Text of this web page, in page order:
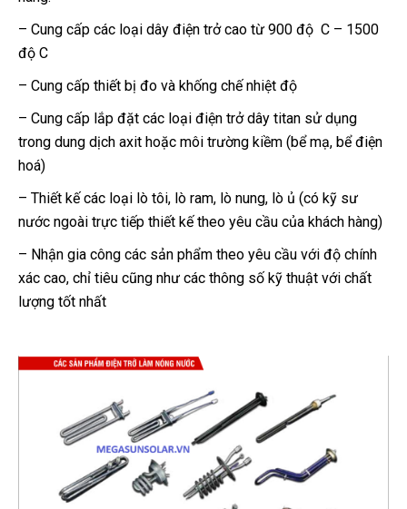
– Cung cấp các loại dây điện trở cao từ 900 độ C – 1500
độ C
– Cung cấp thiết bị đo và khống chế nhiệt độ
– Cung cấp lắp đặt các loại điện trở dây titan sử dụng
trong dung dịch axit hoặc môi trường kiềm (bể mạ, bể điện
hoá)
– Thiết kế các loại lò tôi, lò ram, lò nung, lò ủ (có kỹ sư
nước ngoài trực tiếp thiết kế theo yêu cầu của khách hàng)
– Nhận gia công các sản phẩm theo yêu cầu với độ chính
xác cao, chỉ tiêu cũng như các thông số kỹ thuật với chất
lượng tốt nhất